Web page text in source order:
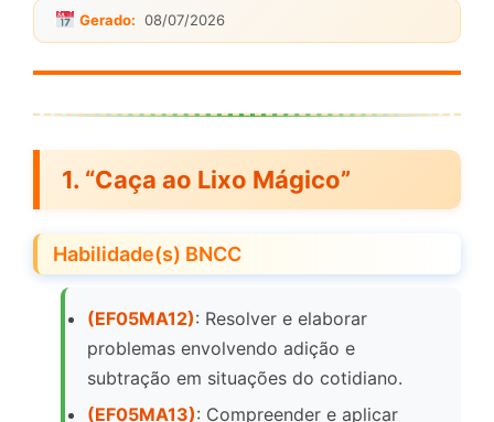
Gerado: 08/07/2026
1. “Caça ao Lixo Mágico”
Habilidade(s) BNCC
(EF05MA12): Resolver e elaborar
problemas envolvendo adição e
subtração em situações do cotidiano.
(EF05MA13): Compreender e aplicar